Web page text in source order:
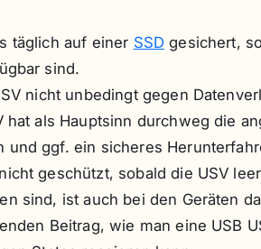
täglich auf einer SSD gesichert,
sind.
nicht unbedingt gegen
hat als Hauptsinn durchweg die
und ggf. ein sicheres
geschützt, sobald die USV
sind, ist auch bei den Geräten
Beitrag, wie man eine USB